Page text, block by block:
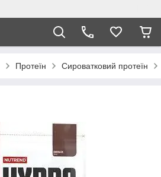
Протеїн Сироватковий протеїн